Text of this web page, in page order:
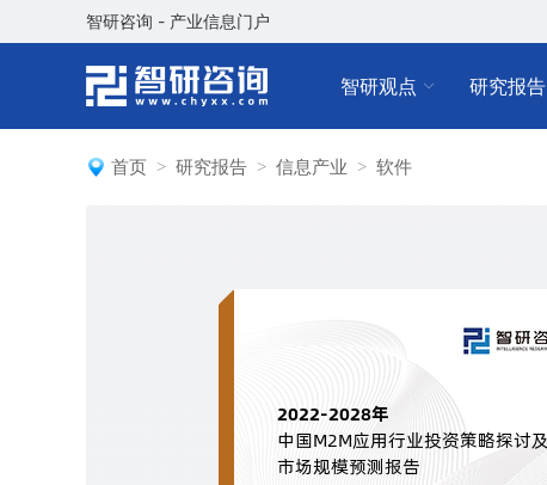
智研咨询 - 产业信息门户
智研观点 研究报告
首页 研究报告 信息产业 软件